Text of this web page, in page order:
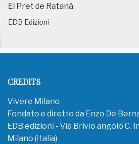
El Pret de Ratanà
EDB Edizioni
CREDITS
Vivere Milano
Fondato e diretto da Enzo De
EDB edizioni - Via Brivio angolo C.
Milano (Italia)